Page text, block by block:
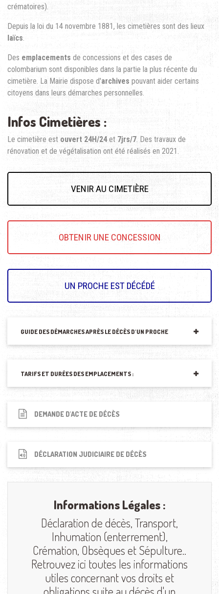
crématoires).
Depuis la loi du 14 novembre 1881, les cimetières sont des lieux
laïcs
Des emplacements de concessions et des cases de
colombarium sont disponibles dans la partie la plus récente du
cimetière. La Mairie dispose d'archives pouvant aider certains
citoyens dans leurs démarches personnelles.
Infos Cimetières :
Le cimetière est ouvert 24H/24 et7jrs/7 . Des travaux de
rénovation et de végétalisation ont été réalisés en 2021.
VENIR AU CIMETIÈRE
OBTENIR UNE CONCESSION
UN PROCHE EST DÉCÉDÉ
GUIDE DES DÉMARCHES APRÈS LE DÉCÈS D'UN PROCHE
TARIFS ET DURÉES DES EMPLACEMENTS :
DEMANDE D'ACTE DE DÉCÈS
DÉCLARATION JUDICIAIRE DE DÉCÈS
Informations Légales :
Déclaration de décès, Transport,
Inhumation (enterrement),
Crémation, Obsèques et Sépulture..
Retrouvez ici toutes les informations
utiles concernant vos droits et